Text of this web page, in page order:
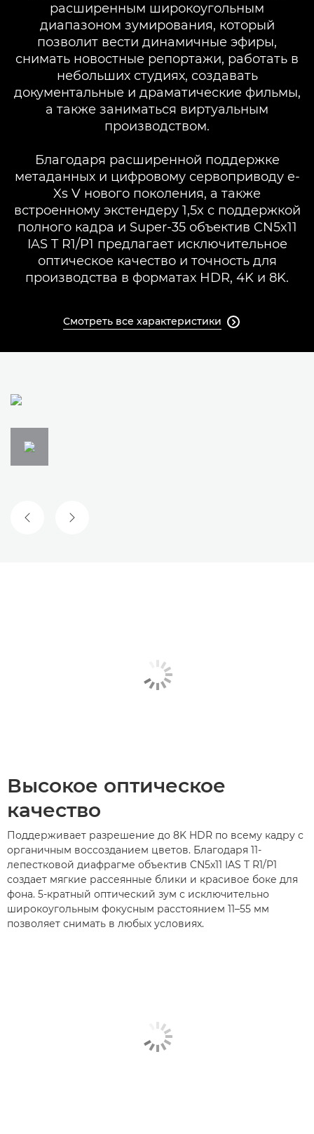
расширенным широкоугольным
диапазоном зумирования, который
позволит вести динамичные эфиры,
снимать новостные репортажи, работать в
небольших студиях, создавать
документальные и драматические фильмы,
а также заниматься виртуальным
производством.
Благодаря расширенной поддержке
метаданных и цифровому сервоприводу e-
Xs V нового поколения, а также
встроенному экстендеру 1,5x с поддержкой
полного кадра и Super-35 объектив CN5x11
IAS T R1/P1 предлагает исключительное
оптическое качество и точность для
производства в форматах HDR, 4K и 8K.
Смотреть все характеристики 
ПРЕДЫДУЩИЙ СЛАЙД
СЛЕДУЮЩИЙ СЛАЙД
Высокое оптическое
качество
Поддерживает разрешение до 8K HDR по всему кадру с
органичным воссозданием цветов. Благодаря 11-
лепестковой диафрагме объектив CN5x11 IAS T R1/P1
создает мягкие рассеянные блики и красивое боке для
фона. 5-кратный оптический зум с исключительно
широкоугольным фокусным расстоянием 11–55 мм
позволяет снимать в любых условиях.